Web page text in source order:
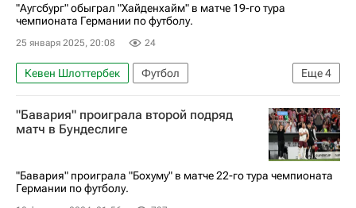
"Аугсбург" обыграл "Хайденхайм" в матче 19-го тура
чемпионата Германии по футболу.
25 января 2025, 20:08 24
Еще4
Кевен Шлоттербек
Футбол
Крислен Мацима
Хайденхайм
Аугсбург
Бундеслига
"Бавария" проиграла второй подряд
матч в Бундеслиге
"Бавария" проиграла "Бохуму" в матче 22-го тура чемпионата
Германии по футболу.